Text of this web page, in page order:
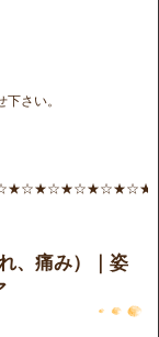
さい。
、痛み）｜姿